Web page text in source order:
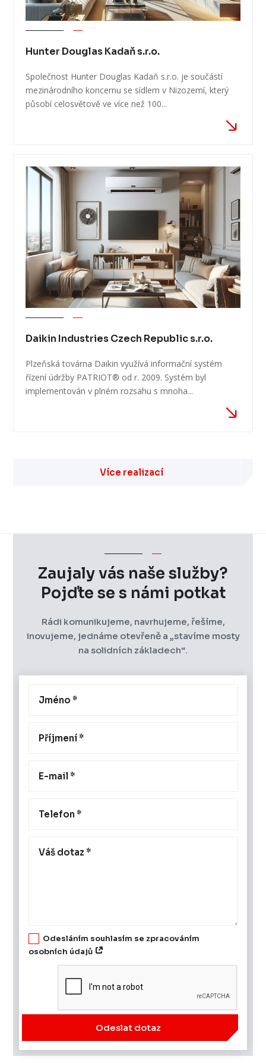
Hunter Douglas Kadaň s.r.o.
Společnost Hunter Douglas Kadaň s.r.o. je součástí
mezinárodního koncernu se sídlem v Nizozemí, který
působí celosvětově ve více než 100...
Daikin Industries Czech Republic s.r.o.
Plzeňská továrna Daikin využívá informační systém
řízení údržby PATRIOT® od r. 2009. Systém byl
implementován v plném rozsahu s mnoha...
Více realizací
Zaujaly vás naše služby?
Pojďte se s námi potkat
Rádi komunikujeme, navrhujeme, řešíme,
inovujeme, jednáme otevřeně a „stavíme mosty
na solidních základech“.
Odesláním souhlasím se zpracováním
osobních údajů
Odeslat dotaz